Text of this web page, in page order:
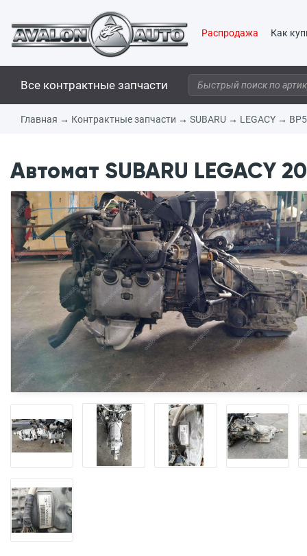
Распродажа Как
Все контрактные запчасти
Главная → Контрактные запчасти → SUBARU → LEGACY → BP5
Автомат SUBARU LEGACY